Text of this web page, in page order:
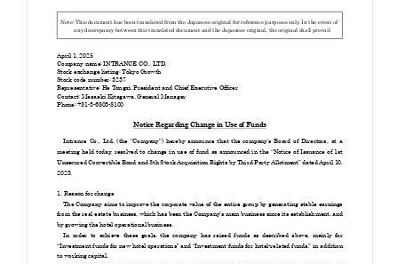
サステナビリティ
お知らせ
お役立ちコラム
採用情報
お問い合わせ